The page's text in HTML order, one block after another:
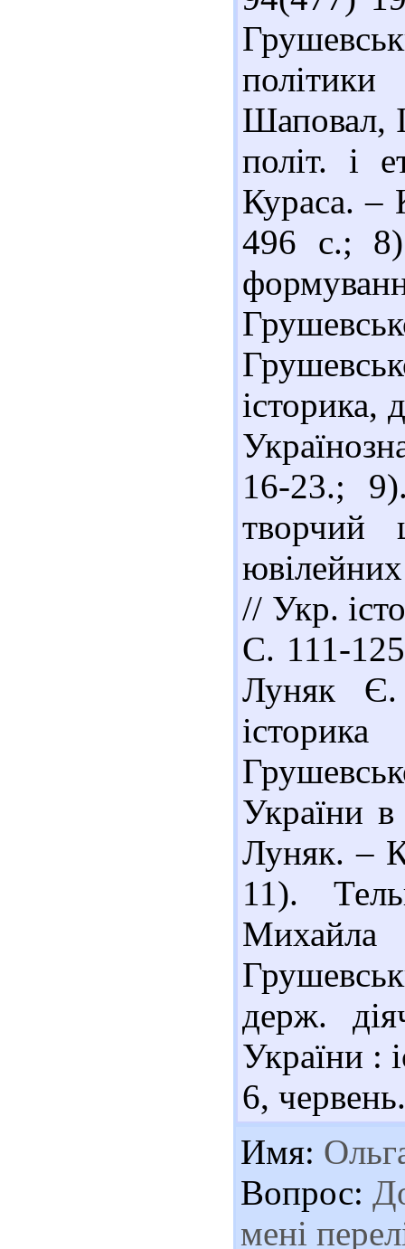
Шаповал,
політ. і
Кураса. –
496 с.;
історика,
16-23.;
творчий
// Укр.
С. 111-
Луняк Є.
України
Луняк. –
11).
держ.
України :
6,
Имя:
Вопрос:
мені